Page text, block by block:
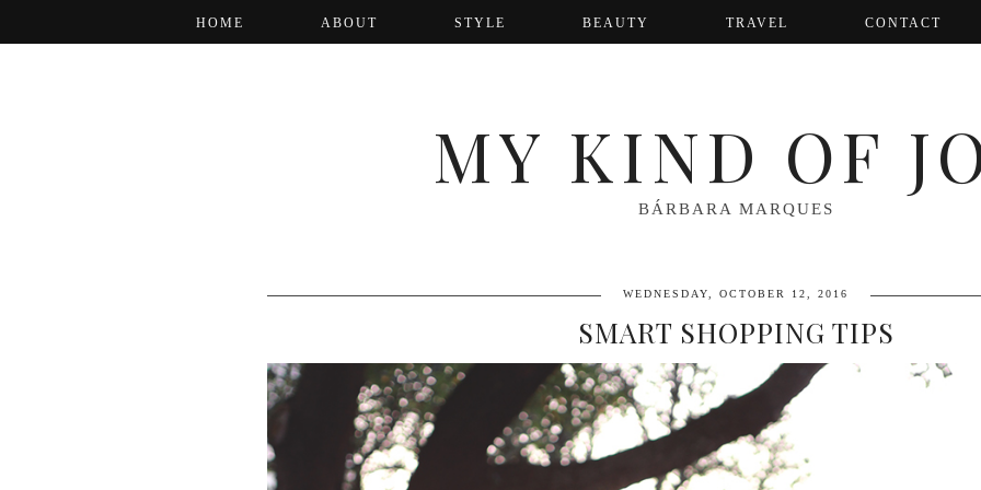
HOME ABOUT STYLE BEAUTY TRAVEL CONTACT
MY KIND OF
BÁRBARA MARQUES
WEDNESDAY, OCTOBER 12, 2016
SMART SHOPPING TIPS